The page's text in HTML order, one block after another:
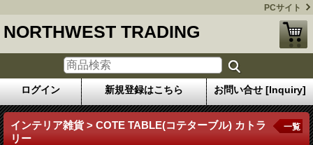
PCサイト
NORTHWEST TRADING
ログイン 新規登録はこちら お問い合せ [Inquiry]
インテリア雑貨 > COTE TABLE(コテターブル) カトラ
リー
一覧